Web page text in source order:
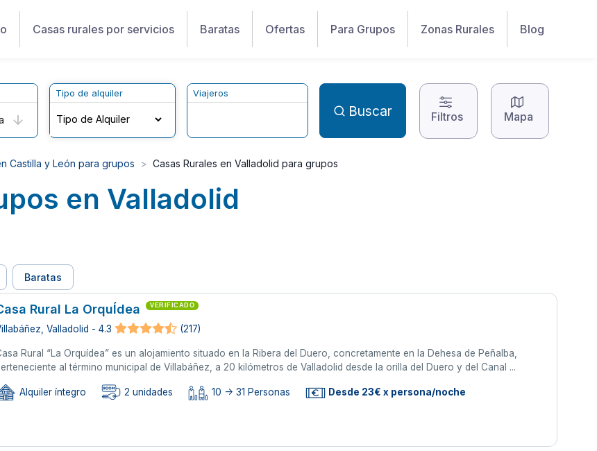
Casas rurales por servicios Baratas Ofertas Para Grupos Zonas Rurales Blog
Tipo de alquiler Viajeros
Buscar Filtros Mapa
Castilla y León para grupos Casas Rurales en Valladolid para grupos
en Valladolid
Baratas
Rural La OrquÍdea VERIFICADO
Valladolid - 4.3 (217)
Rural “La Orquídea” es un alojamiento situado en la Ribera del Duero, concretamente en la Dehesa de Peñalba,
al término municipal de Villabáñez, a 20 kilómetros de Valladolid desde la orilla del Duero y del Canal ...
Alquiler íntegro 2 unidades 10 -> 31 Personas Desde 23€ x persona/noche